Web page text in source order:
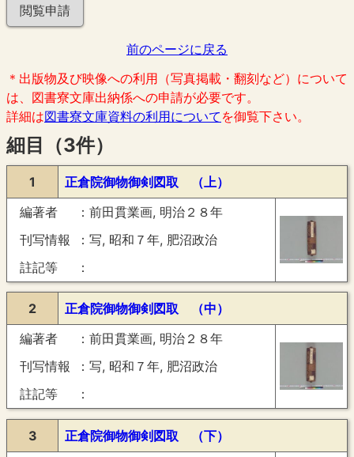
閲覧申請
前のページに戻る
＊出版物及び映像への利用（写真掲載・翻刻など）について
は、図書寮文庫出納係への申請が必要です。
詳細は図書寮文庫資料の利用について を御覧下さい。
細目（3件）
1
正倉院御物御剣図取 （上）
編著者
前田貫業画, 明治２８年
刊写情報
写, 昭和７年, 肥沼政治
註記等
2
正倉院御物御剣図取 （中）
編著者
前田貫業画, 明治２８年
刊写情報
写, 昭和７年, 肥沼政治
註記等
3 正倉院御物御剣図取 （下）